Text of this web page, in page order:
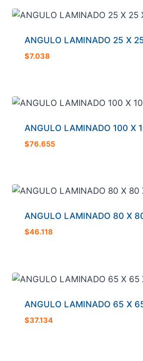
mm
cantidad
ANGULO LAMINADO 25 X
$7.038
ANGULO LAMINADO 100 X
$76.655
ANGULO LAMINADO 80 X
$46.118
ANGULO LAMINADO 65 X
$37.134